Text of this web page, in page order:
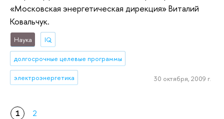
«Московская энергетическая дирекция» Виталий
Ковальчук.
Наука IQ
долгосрочные целевые программы
электроэнергетика 30 октября, 2009 г.
1 2